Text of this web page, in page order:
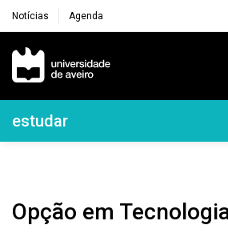
Notícias Agenda
Navegação Principal
Navegação Lateral
estudar
Opção em Tecnologias -